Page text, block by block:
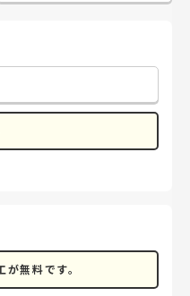
が無料です。